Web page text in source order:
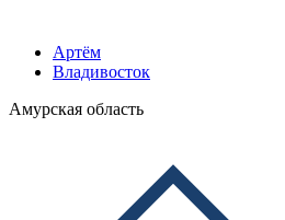
Артём
Владивосток
Амурская область